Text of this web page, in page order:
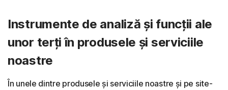
Instrumente de analiză și funcții ale
unor terți în produsele și serviciile
noastre
În unele dintre produsele și serviciile noastre și pe site-